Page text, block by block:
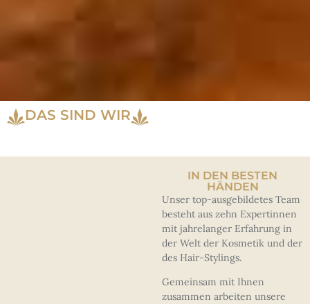
DAS SIND WIR
IN DEN BESTEN
HÄNDEN
Unser top-ausgebildetes Team
besteht aus zehn Expertinnen
mit jahrelanger Erfahrung in
der Welt der Kosmetik und der
des Hair-Stylings.
Gemeinsam mit Ihnen
zusammen arbeiten unsere